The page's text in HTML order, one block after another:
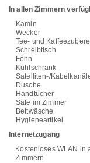
In allen Zimmern
Kamin
Wecker
Tee- und
Schreibtisch
Föhn
Kühlschrank
Satelliten-/
Dusche
Handtücher
Safe im Zimmer
Bettwäsche
Hygieneartikel
Internetzugang
Kostenloses WLAN in
Zimmern